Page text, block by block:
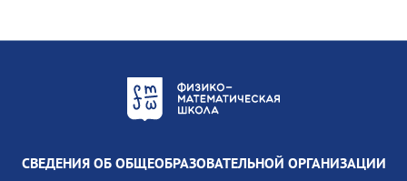
СВЕДЕНИЯ ОБ ОБЩЕОБРАЗОВАТЕЛЬНОЙ ОРГАНИЗАЦИИ